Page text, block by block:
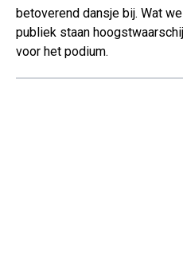
betoverend dansje bij. Wat
publiek staan
voor het podium.